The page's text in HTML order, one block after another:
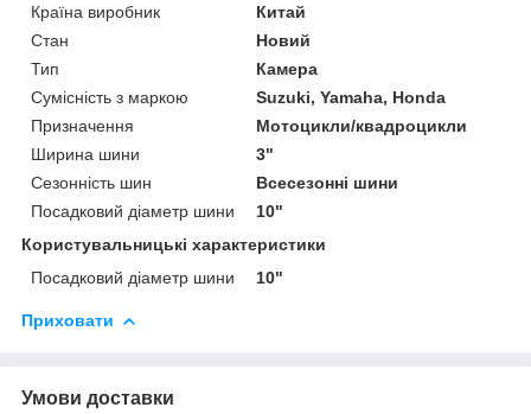
Країна виробник
Китай
Стан
Новий
Тип
Камера
Сумісність з маркою
Suzuki, Yamaha, Honda
Призначення
Мотоцикли/квадроцикли
Ширина шини
3"
Сезонність шин
Всесезонні шини
Посадковий діаметр шини
10"
Користувальницькі характеристики
Посадковий діаметр шини
10"
Приховати
Умови доставки